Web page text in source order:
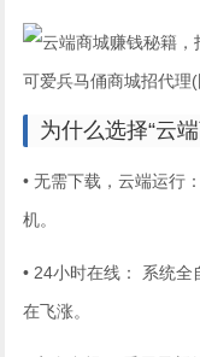
为什么选择“云
• 无需下载，云端运行
机。
• 24小时在线： 系统
在飞涨。